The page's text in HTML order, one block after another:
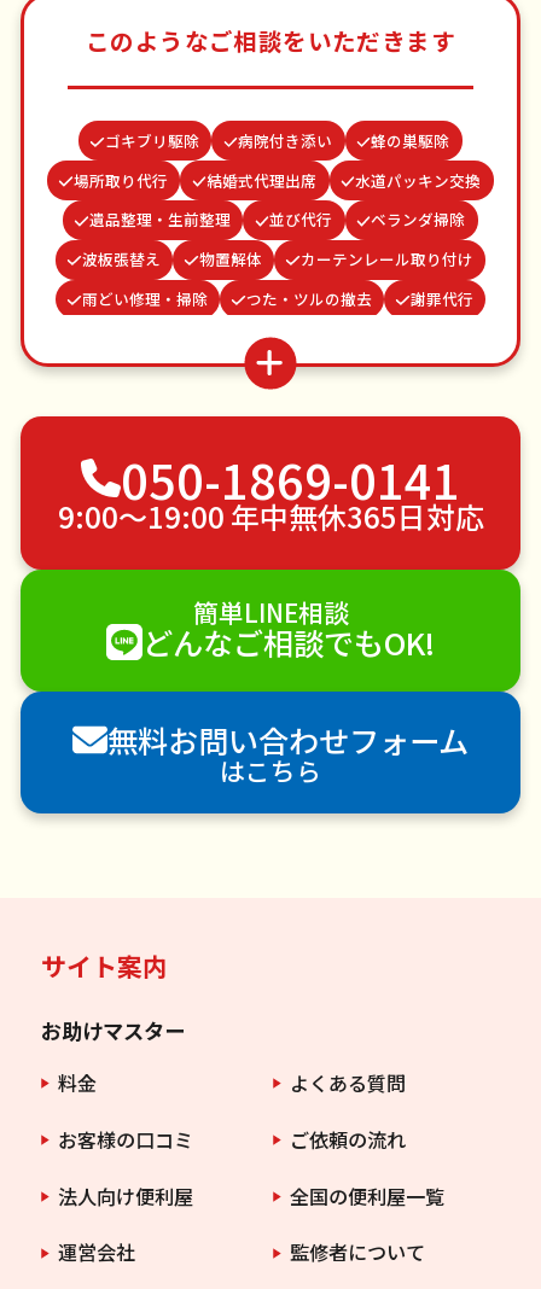
このようなご相談をいただきます
ゴキブリ駆除 病院付き添い
蜂の巣駆除
場所取り代行
結婚式代理出席
水道パッキン交換
遺品整理・生前整理
並び代行
ベランダ掃除
波板張替え
物置解体
カーテンレール取り付け
雨どい修理・掃除
つた・ツルの撤去
謝罪代行
買い物代行
クモの駆除
網戸張替え
家具組立
不用品回収
ゴミ屋敷片付け
草刈り・草むしり
植木の伐採
手すり取り付け
ペットのお世話
エアコンクリーニング
DIY・日曜大工
ハウスクリーニング
雪かき・雪下ろし
電球交換
襖（ふすま）の張替え
空き家管理
害獣駆除
防草シート施工
ナメクジ駆除
害虫駆除
050-1869-0141
9:00〜19:00 年中無休365日対応
簡単LINE相談
どんなご相談でもOK!
無料お問い合わせフォーム
はこちら
サイト案内
お助けマスター
料金
よくある質問
お客様の口コミ
ご依頼の流れ
法人向け便利屋
全国の便利屋一覧
運営会社
監修者について